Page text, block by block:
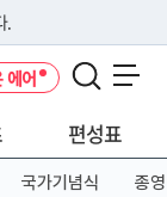
.
있다면 아래 URL에
에어
편성표
국가기념식 종영